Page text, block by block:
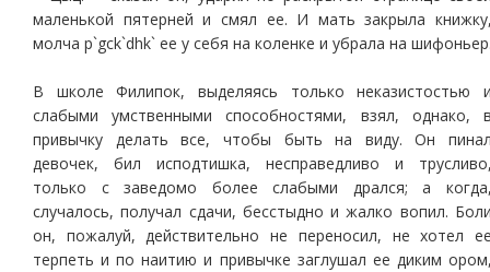
маленькой пятерней и смял ее. И мать закрыла
молча p`gck`dhk` ее у себя на коленке и убрала на
В школе Филипок, выделяясь только неказистостью
слабыми умственными способностями, взял, однако,
привычку делать все, чтобы быть на виду. Он
девочек, бил исподтишка, несправедливо и
только с заведомо более слабыми дрался; а
случалось, получал сдачи, бесстыдно и жалко вопил.
он, пожалуй, действительно не переносил, не хотел
терпеть и по наитию и привычке заглушал ее диким